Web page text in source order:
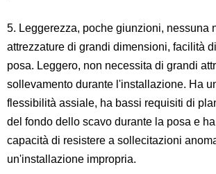
5. Leggerezza, poche giunzioni, nessuna
attrezzature di grandi dimensioni, facilità
posa. Leggero, non necessita di grandi
sollevamento durante l'installazione. Ha
flessibilità assiale, ha bassi requisiti di
del fondo dello scavo durante la posa e
capacità di resistere a sollecitazioni
un'installazione impropria.